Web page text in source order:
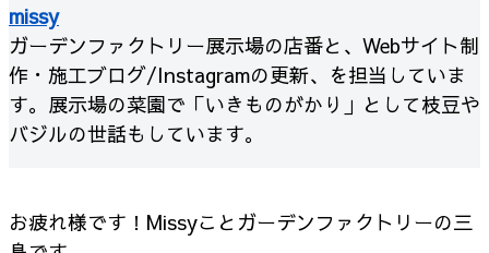
missy
ガーデンファクトリー展示場の店番と、Webサイト制
作・施工ブログ/Instagramの更新、を担当していま
す。展示場の菜園で「いきものがかり」として枝豆や
バジルの世話もしています。
お疲れ様です！Missyことガーデンファクトリーの三